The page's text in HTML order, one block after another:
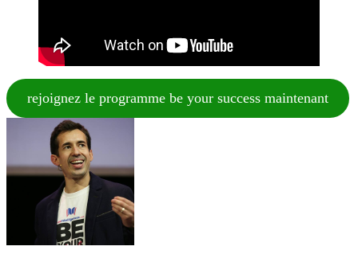
rejoignez le programme be your success maintenant